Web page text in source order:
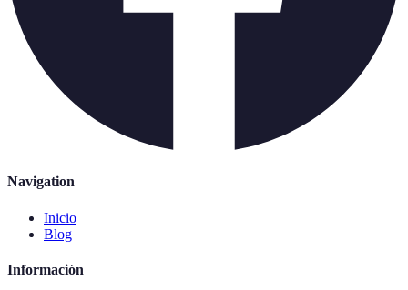
Navigation
Inicio
Blog
Información